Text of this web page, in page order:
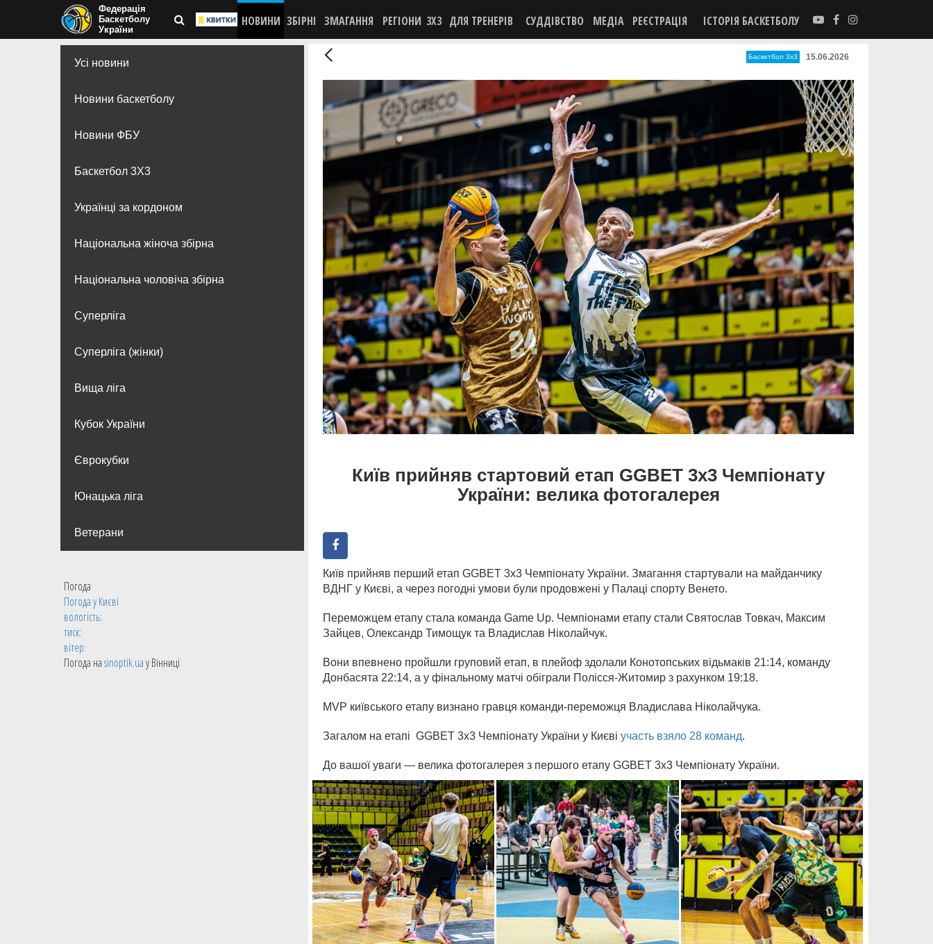
Федерація
Баскетболу
України
НОВИНИ ЗБІРНІ ЗМАГАННЯ РЕГІОНИ 3X3 ДЛЯ ТРЕНЕРІВ СУДДІВСТВО МЕДІА РЕЄСТРАЦІЯ ІСТОРІЯ БАСКЕТБОЛУ
Усі новини
Новини баскетболу
Новини ФБУ
Баскетбол 3Х3
Українці за кордоном
Національна жіноча збірна
Національна чоловіча збірна
Суперліга
Суперліга (жінки)
Вища лiга
Кубок України
Єврокубки
Юнацька ліга
Ветерани
Погода
Погода уКиєві
вологість:
тиск:
вітер:
Погода наsinoptik.uaу Вінниці
Баскетбол 3х3 15.06.2026
Київ прийняв стартовий етап GGBET 3х3 Чемпіонату
України: велика фотогалерея
Київ прийняв перший етап GGBET 3х3 Чемпіонату України. Змагання стартували на майданчику
ВДНГ у Києві, а через погодні умови були продовжені у Палаці спорту Венето.
Переможцем етапу стала команда Game Up. Чемпіонами етапу стали Святослав Товкач, Максим
Зайцев, Олександр Тимощук та Владислав Ніколайчук.
Вони впевнено пройшли груповий етап, в плейоф здолали Конотопських відьмаків 21:14, команду
Донбасята 22:14, а у фінальному матчі обіграли Полісся-Житомир з рахунком 19:18.
MVP київського етапу визнано гравця команди-переможця Владислава Ніколайчука.
Загалом на етапі GGBET 3х3 Чемпіонату України у Києві участь взяло 28 команд.
До вашої уваги — велика фотогалерея з першого етапу GGBET 3x3 Чемпіонату України.